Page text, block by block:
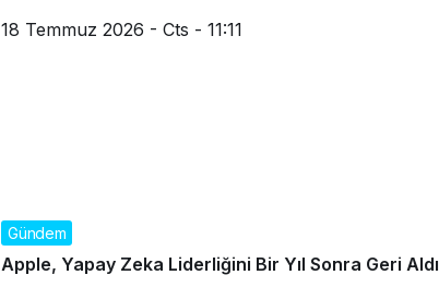
18 Temmuz 2026 - Cts - 11:11
Gündem
Apple, Yapay Zeka Liderliğini Bir Yıl Sonra Geri Aldı